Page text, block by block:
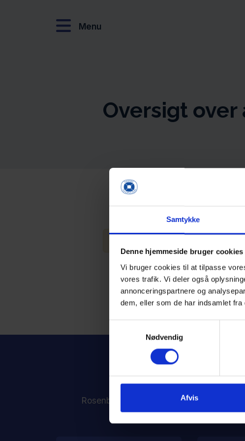
Samtykke
Denne hjemmeside bruger cookies
Vi bruger cookies til at tilpasse
vores trafik. Vi deler også
annonceringspartnere og
dem, eller som de har indsamlet fra
Nødvendig
Afvis
Menu
Oversigt
Rosenborggade 1A